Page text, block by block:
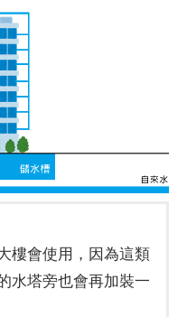
樓會使用，因為這類
水塔旁也會再加裝一